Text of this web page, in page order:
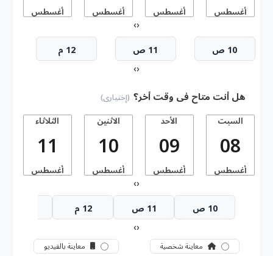
أغسطس أغسطس أغسطس أغسطس
‹
›
10 ص 11 ص 12 م
‹
›
هل أنت متاح فى وقت أخر؟ (إختيارى)
السبت
08
أغسطس
الأحد
09
أغسطس
الاثنين
10
أغسطس
الثلاثاء
11
أغسطس
‹
›
10 ص 11 ص 12 م
‹
›
معاينة شخصية معاينة بالفيديو